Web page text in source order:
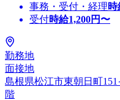
事務・受付・経理時
受付時給1,200円〜
勤務地
面接地
島根県松江市東朝日町
階